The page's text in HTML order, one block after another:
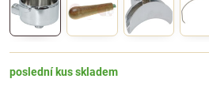
poslední kus skladem